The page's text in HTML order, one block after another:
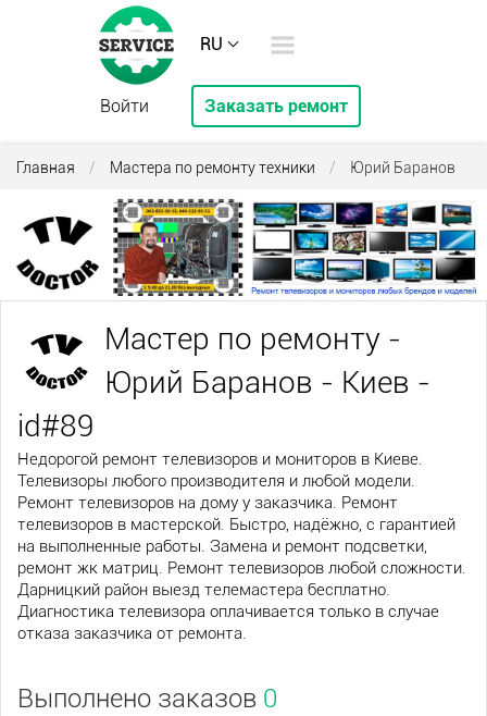
RU
Войти Заказать ремонт
Главная / Мастера по ремонту техники / Юрий Баранов
Мастер по ремонту -
Юрий Баранов - Киев -
id#89
Недорогой ремонт телевизоров и мониторов в Киеве.
Телевизоры любого производителя и любой модели.
Ремонт телевизоров на дому у заказчика. Ремонт
телевизоров в мастерской. Быстро, надёжно, с гарантией
на выполненные работы. Замена и ремонт подсветки,
ремонт жк матриц. Ремонт телевизоров любой сложности.
Дарницкий район выезд телемастера бесплатно.
Диагностика телевизора оплачивается только в случае
отказа заказчика от ремонта.
Выполнено заказов 0